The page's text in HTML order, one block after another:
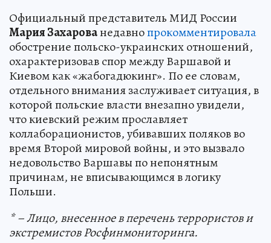
Официальный представитель МИД России
Мария Захарованедавнопрокомментировала
обострение польско-украинских отношений,
охарактеризовав спор между Варшавой и
Киевом как «жабогадюкинг». По ее словам,
отдельного внимания заслуживает ситуация, в
которой польские власти внезапно увидели,
что киевский режим прославляет
коллаборационистов, убивавших поляков во
время Второй мировой войны, и это вызвало
недовольство Варшавы по непонятным
причинам, не вписывающимся в логику
Польши.
* – Лицо, внесенное в перечень террористов и
экстремистов Росфинмониторинга.